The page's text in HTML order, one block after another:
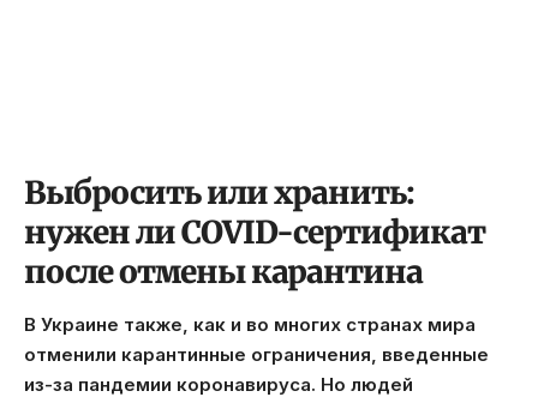
Выбросить или хранить:
нужен ли COVID-сертификат
после отмены карантина
В Украине также, как и во многих странах мира
отменили карантинные ограничения, введенные
из-за пандемии коронавируса. Но людей